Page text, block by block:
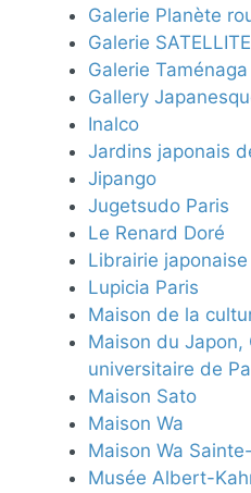
Galerie Planète
Galerie SATELLITE
Galerie Taménaga
Gallery
Inalco
Jardins japonais
Jipango
Jugetsudo Paris
Le Renard Doré
Librairie
Lupicia Paris
Maison de la
Maison du
universitaire de
Maison Sato
Maison Wa
Maison Wa
Musée Albert-